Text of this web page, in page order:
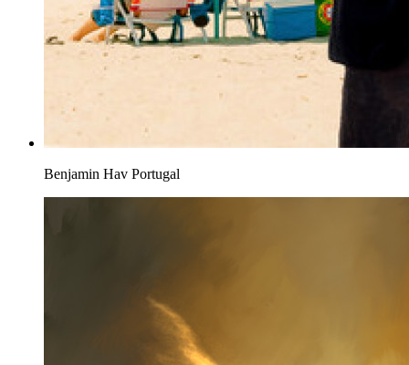
Benjamin Hav Portugal